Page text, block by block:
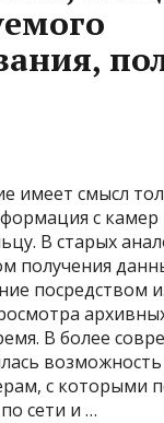
имеет смысл
с
В старых
получения
посредством
В более
с которыми
сети и …